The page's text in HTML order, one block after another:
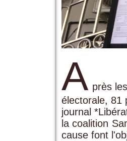
A près
électorale, 81
journal
la coalition
cause font